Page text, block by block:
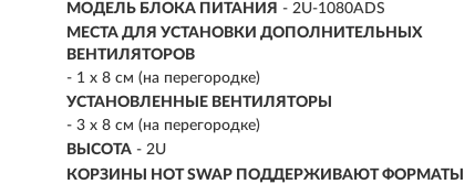
МОДЕЛЬ БЛОКА ПИТАНИЯ - 2U-1080ADS
МЕСТА ДЛЯ УСТАНОВКИ ДОПОЛНИТЕЛЬНЫХ
ВЕНТИЛЯТОРОВ
- 1 x 8 см (на перегородке)
УСТАНОВЛЕННЫЕ ВЕНТИЛЯТОРЫ
- 3 x 8 см (на перегородке)
ВЫСОТА - 2U
КОРЗИНЫ HOT SWAP ПОДДЕРЖИВАЮТ ФОРМАТЫ